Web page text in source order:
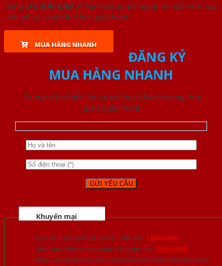
hàng ƯU ĐÃI CAOđi kèm với sự đa dạng về mẫu mã, loại
cửa gỗ và cả phân khúc giá thành.
MUA HÀNG NHANH
ĐĂNG KÝ
MUA HÀNG NHANH
Chúng tôi sẽ liên lạc lại với quý khách trong thời
gian ngắn nhất
Khuyến mại
Quà tặng đồ nội thất trang trí lên đến 1.000.000đ
Giảm trực tiếp khi mua đơn hàng lớn hơn 3.000.000đ
Nhiều ưu đãi lớn khi đăng ký tài khoản thành viên thân thiết